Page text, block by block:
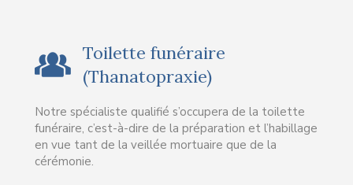
Toilette funéraire
(Thanatopraxie)
Notre spécialiste qualifié s’occupera de la toilette
funéraire, c’est-à-dire de la préparation et l’habillage
en vue tant de la veillée mortuaire que de la
cérémonie.